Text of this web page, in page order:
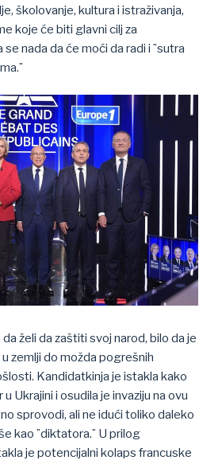
školovanje, kultura i istraživanja,
koje će biti glavni cilj za
nada da će moći da radi i ¨sutra
želi da zaštiti svoj narod, bilo da je
zemlji do možda pogrešnih
Kandidatkinja je istakla kako
Ukrajini i osudila je invaziju na ovu
sprovodi, ali ne idući toliko daleko
kao ¨diktatora.¨ U prilog
je potencijalni kolaps francuske